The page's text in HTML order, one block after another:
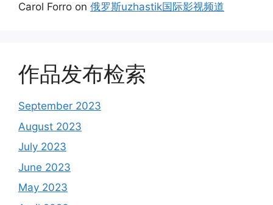
Carol Forro on 俄罗斯uzhastik国际影视频道
作品发布检索
September 2023
August 2023
July 2023
June 2023
May 2023